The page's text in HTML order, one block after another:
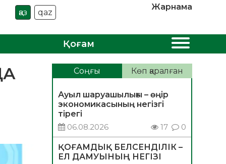
қаз qaz
Жарнама
Қоғам
Соңғы Көп қаралған
Ауыл шаруашылығы – өңір
экономикасының негізгі
тірегі
06.08.2026
17 0
ҚОҒАМДЫҚ БЕЛСЕНДІЛІК –
ЕЛ ДАМУЫНЫҢ НЕГІЗІ